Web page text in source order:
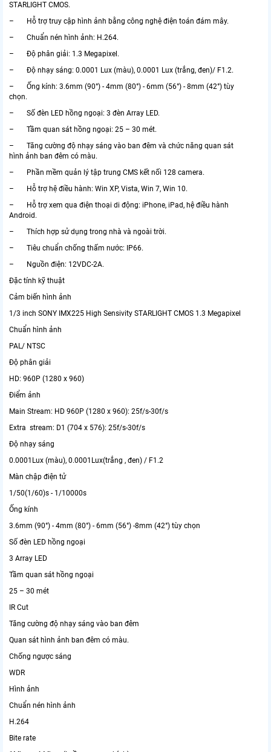
STARLIGHT CMOS.
– Hỗ trợ truy cập hình ảnh bằng công nghệ điện toán đám mây.
– Chuẩn nén hình ảnh: H.264.
– Độ phân giải: 1.3 Megapixel.
– Độ nhạy sáng: 0.0001 Lux (màu), 0.0001 Lux (trắng, đen)/ F1.2.
– Ống kính: 3.6mm (90°) - 4mm (80°) - 6mm (56°) - 8mm (42°) tùy
chọn.
– Số đèn LED hồng ngoại: 3 đèn Array LED.
– Tầm quan sát hồng ngoại: 25 – 30 mét.
– Tăng cường độ nhạy sáng vào ban đêm và chức năng quan sát
hình ảnh ban đêm có màu.
– Phần mềm quản lý tập trung CMS kết nối 128 camera.
– Hỗ trợ hệ điều hành: Win XP, Vista, Win 7, Win 10.
– Hỗ trợ xem qua điện thoại di động: iPhone, iPad, hệ điều hành
Android.
– Thích hợp sử dụng trong nhà và ngoài trời.
– Tiêu chuẩn chống thấm nước: IP66.
– Nguồn điện: 12VDC-2A.
Đặc tính kỹ thuật
Cảm biến hình ảnh
1/3 inch SONY IMX225 High Sensivity STARLIGHT CMOS 1.3 Megapixel
Chuẩn hình ảnh
PAL/ NTSC
Độ phân giải
HD: 960P (1280 x 960)
Điểm ảnh
Main Stream: HD 960P (1280 x 960): 25f/s-30f/s
Extra stream: D1 (704 x 576): 25f/s-30f/s
Độ nhạy sáng
0.0001Lux (màu), 0.0001Lux(trắng , đen) / F1.2
Màn chập điện tử
1/50(1/60)s - 1/10000s
Ống kính
3.6mm (90°) - 4mm (80°) - 6mm (56°) -8mm (42°) tùy chọn
Số đèn LED hồng ngoại
3 Array LED
Tầm quan sát hồng ngoại
25 – 30 mét
IR Cut
Tăng cường độ nhạy sáng vào ban đêm
Quan sát hình ảnh ban đêm có màu.
Chống ngược sáng
WDR
Hình ảnh
Chuẩn nén hình ảnh
H.264
Bite rate